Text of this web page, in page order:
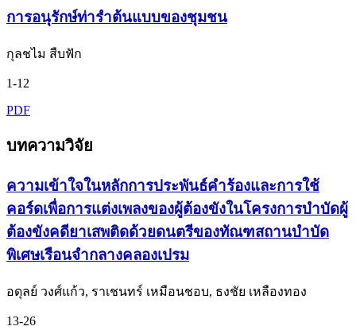
การอนุรักษ์ท่ารำต้นแบบของชุมชน
กุลชไม สืบฟัก
1-12
PDF
บทความวิจัย
ความเข้าใจในหลักการประพันธ์คำร้องและการใช้
คอร์ดเพื่อการแต่งเพลงของผู้ต้องขังในโครงการบำบัดผู้
ต้องขังคดียาเสพติดด้วยดนตรีของทัณฑสถานบำบัด
พิเศษเรือนจำกลางคลองเปรม
อดุลย์ วงศ์แก้ว, ราเชนทร์ เหมือนชอบ, ธงชัย เหลืองทอง
13-26